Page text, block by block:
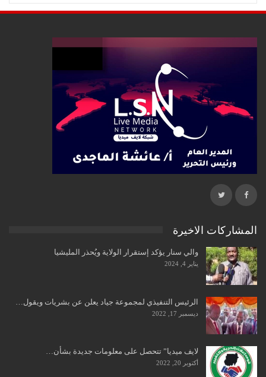
المشاركات الاخيرة
والي سنار يؤكد إستقرار الولاية ويُحذر المليشيا
يناير 4, 2024
الرئيس التنفيذي لمجموعة جياد يعلن عن بشريات ويقول…
ديسمبر 17, 2022
لايف ميديا” تتحصل على معلومات جديدة بشأن…
أكتوبر 20, 2022